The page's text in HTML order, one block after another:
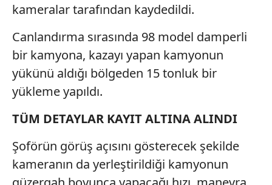
kameralar tarafından kaydedildi.
Canlandırma sırasında 98 model damperli
bir kamyona, kazayı yapan kamyonun
yükünü aldığı bölgeden 15 tonluk bir
yükleme yapıldı.
TÜM DETAYLAR KAYIT ALTINA ALINDI
Şoförün görüş açısını gösterecek şekilde
kameranın da yerleştirildiği kamyonun